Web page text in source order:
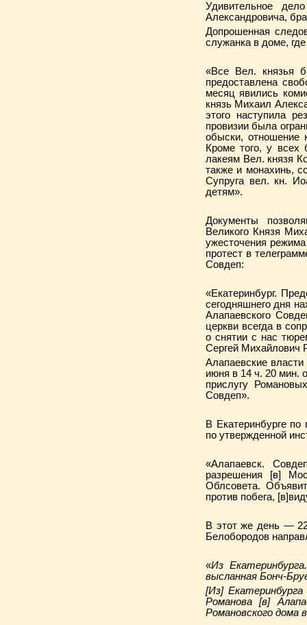
Удивительное
Александровича,
Допрошенная
служанка в доме,
«Все Вел. князья
предоставлена
месяц явились
князь Михаил
этого наступила
провизии была
обыски, отношение
Кроме того, у всех
лакеям Вел. князя
также и монахинь,
Супруга вел. кн.
детям».
Документы
Великого Князя
ужесточения
протест в
Совдеп:
«Екатеринбург.
сегодняшнего дня
Алапаевского
церкви всегда в
о снятии с нас
Сергей Михайлович
Алапаевские
июня в 14 ч. 20 мин.
прислугу
Совдеп».
В Екатеринбурге
по утвержденной
«Алапаевск.
разрешения [в]
Облсовета.
против побега,
В этот же день —
Белобородов
«Из
высланная Бонч-
[Из]
Романова [в]
Романовского дома